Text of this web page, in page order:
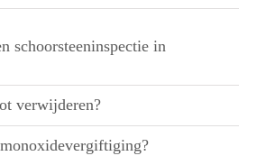
schoorsteeninspectie in
verwijderen?